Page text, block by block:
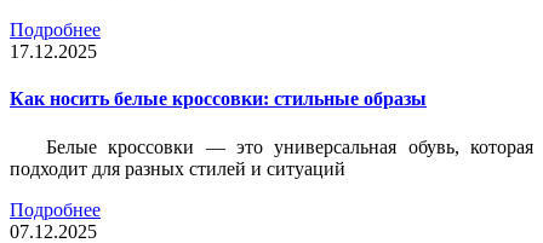
Подробнее
17.12.2025
Как носить белые кроссовки: стильные образы
Белые кроссовки — это универсальная обувь, которая
подходит для разных стилей и ситуаций
Подробнее
07.12.2025